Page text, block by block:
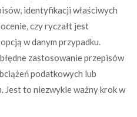
identyfikacji właściwych
czy ryczałt jest
w danym przypadku.
zastosowanie przepisów
podatkowych lub
Jest to niezwykle ważny krok w